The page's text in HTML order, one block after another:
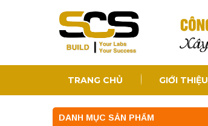
TRANG CHỦ GIỚI THIỆU
DANH MỤC SẢN PHẨM